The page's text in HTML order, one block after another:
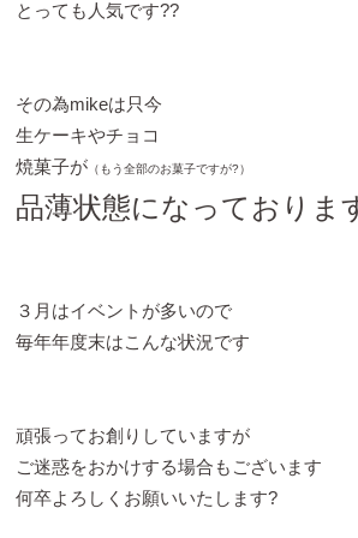
とっても人気です??
その為mikeは只今
生ケーキやチョコ
焼菓子が （もう全部のお菓子ですが?）
品薄状態になっておりま
３月はイベントが多いので
毎年年度末はこんな状況です
頑張ってお創りしていますが
ご迷惑をおかけする場合もございます
何卒よろしくお願いいたします?